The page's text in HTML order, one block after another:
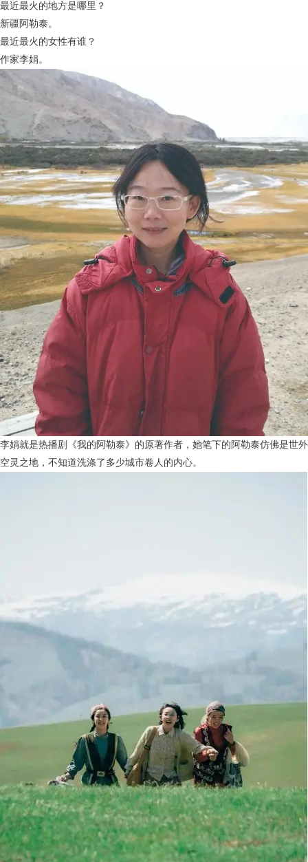
最近最火的地方是哪里？
新疆阿勒泰。
最近最火的女性有谁？
作家李娟。
李娟就是热播剧《我的阿勒泰》的原著作者，她笔下的阿勒泰仿佛是世外
空灵之地，不知道洗涤了多少城市卷人的内心。